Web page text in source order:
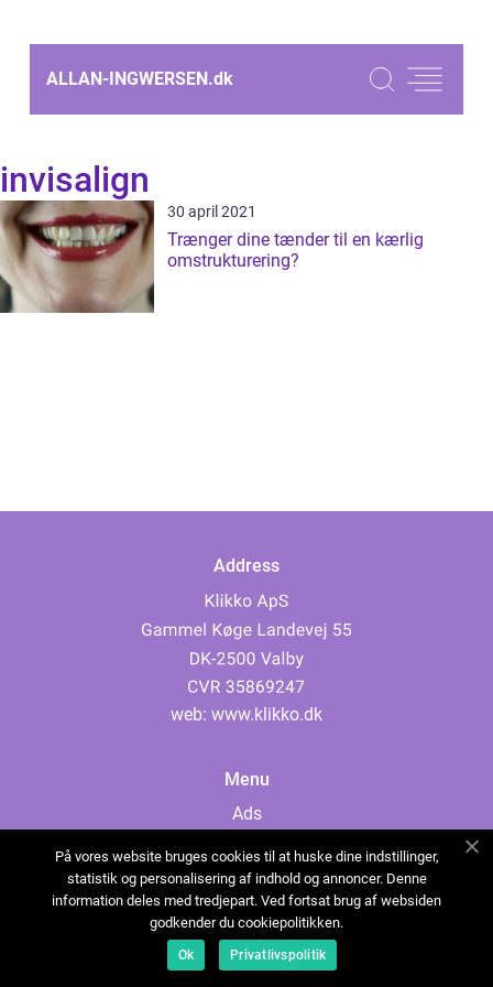
ALLAN-INGWERSEN.dk
invisalign
30 april 2021
Trænger dine tænder til en kærlig
omstrukturering?
Address
web: www.klikko.dk
Menu
Ads
Cookies
Contact
Sitemap
På vores website bruges cookies til at huske dine indstillinger,
statistik og personalisering af indhold og annoncer. Denne
information deles med tredjepart. Ved fortsat brug af websiden
godkender du cookiepolitikken.
Ok Privatlivspolitik